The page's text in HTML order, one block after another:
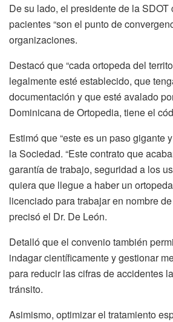
De su lado, el presidente de la
pacientes “son el punto de
organizaciones.
Destacó que “cada ortopeda del
legalmente esté establecido, que
documentación y que esté avalado
Dominicana de Ortopedia, tiene el
Estimó que “este es un paso gigante
la Sociedad. “Este contrato que
garantía de trabajo, seguridad a los
quiera que llegue a haber un
licenciado para trabajar en nombre
precisó el Dr. De León.
Detalló que el convenio también
indagar científicamente y gestionar
para reducir las cifras de accidentes
tránsito.
Asimismo, optimizar el tratamiento